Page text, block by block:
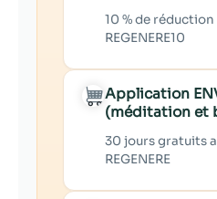
10 % de
REGENERE10
Application
(méditation et
30 jours gratuits
REGENERE